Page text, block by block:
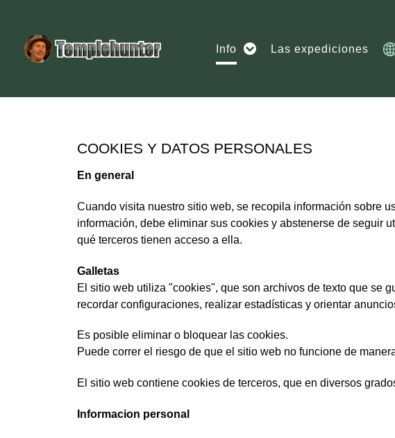
Info Las expediciones
COOKIES Y DATOS PERSONALES
En general
Cuando visita nuestro sitio web, se recopila información sobre
información, debe eliminar sus cookies y abstenerse de seguir
qué terceros tienen acceso a ella.
Galletas
El sitio web utiliza "cookies", que son archivos de texto que se
recordar configuraciones, realizar estadísticas y orientar
Es posible eliminar o bloquear las cookies.
Puede correr el riesgo de que el sitio web no funcione de
El sitio web contiene cookies de terceros, que en diversos
Informacion personal